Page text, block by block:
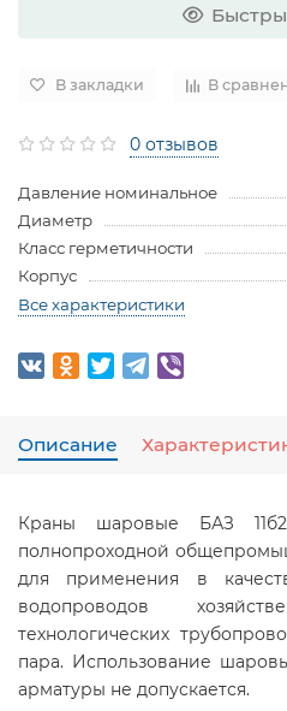
В закладки В
0 отзывов
Давление номинальное
Диаметр
Класс герметичности
Корпус
Все характеристики
Описание
Краны шаровые БАЗ
полнопроходной
для применения в
водопроводов
технологических
пара. Использование
арматуры не допускается.